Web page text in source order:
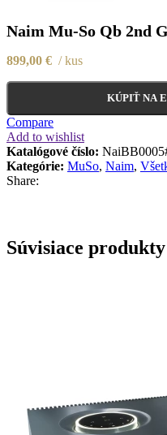
Naim Mu-So Qb 2nd
899,00 € kus
KÚPIŤ NA
Compare
Add to wishlist
Katalógové číslo:
Kategórie: MuSo, Naim,
Share:
Súvisiace produkty